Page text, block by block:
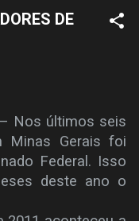
DE
Nos últimos seis
Minas Gerais foi
Federal. Isso
deste ano o